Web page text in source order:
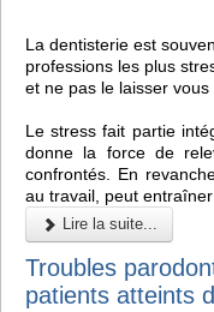
La dentisterie est
professions les plus
et ne pas le laisser vous
Le stress fait partie
donne la force de
confrontés. En
au travail, peut
Lire la suite...
Troubles
patients atteints